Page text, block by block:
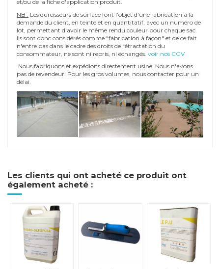
et/ou de la fiche d'application produit.
NB : Les durcisseurs de surface font l'objet d'une fabrication à la
demande du client, en teinte et en quantitatif, avec un numéro de
lot, permettant d'avoir le même rendu couleur pour chaque sac.
Ils sont donc considérés comme "fabrication à façon" et de ce fait
n'entre pas dans le cadre des droits de rétractation du
consommateur, ne sont ni repris, ni échangés. voir nos CGV
Nous fabriquons et expédions directement usine. Nous n'avons
pas de revendeur. Pour les gros volumes, nous contacter pour un
délai.
Les clients qui ont acheté ce produit ont
également acheté :